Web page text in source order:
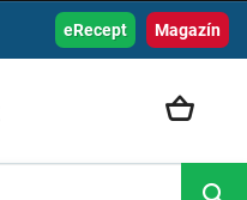
Magazín
eRecept